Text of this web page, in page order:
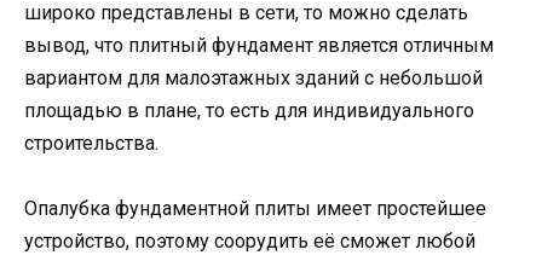
широко представлены в сети, то можно сделать
вывод, что плитный фундамент является отличным
вариантом для малоэтажных зданий с небольшой
площадью в плане, то есть для индивидуального
строительства.
Опалубка фундаментной плиты имеет простейшее
устройство, поэтому соорудить её сможет любой